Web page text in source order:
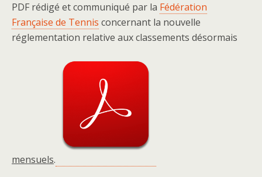
PDF rédigé et communiqué par la Fédération
Française de Tennis concernant la nouvelle
réglementation relative aux classements désormais
mensuels.